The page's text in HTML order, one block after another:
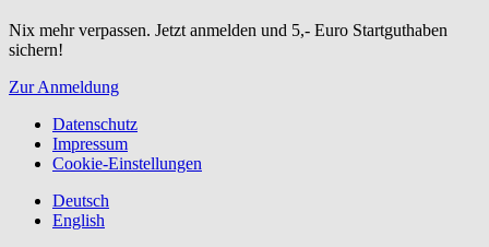
Nix mehr verpassen. Jetzt anmelden und 5,- Euro Startguthaben
sichern!
Zur Anmeldung
Datenschutz
Impressum
Cookie-Einstellungen
Deutsch
English